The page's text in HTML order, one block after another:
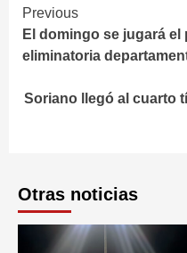
Continue
Reading
Previous
El domingo se jugará el
eliminatoria
Soriano llegó al cuarto
Otras noticias